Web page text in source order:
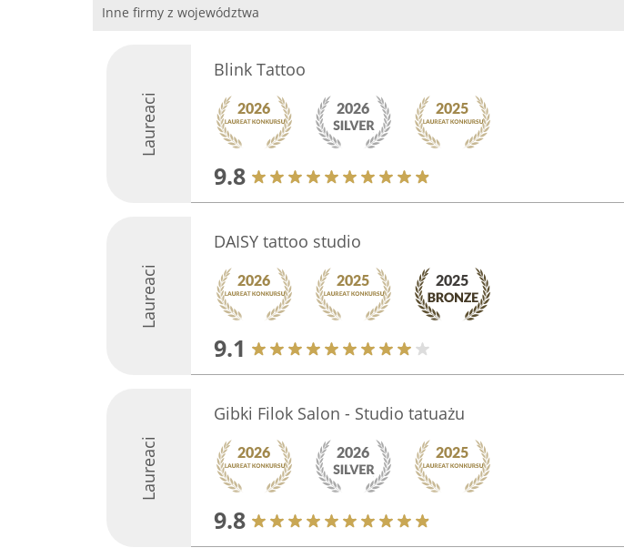
Inne firmy z województwa
Laureaci
Blink Tattoo
9.8
Laureaci
DAISY tattoo studio
9.1
Laureaci
Gibki Filok Salon - Studio tatuażu
9.8